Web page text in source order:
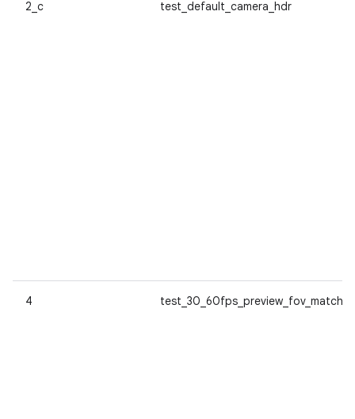
2_c test_default_camera_hdr
4 test_30_60fps_preview_fov_match